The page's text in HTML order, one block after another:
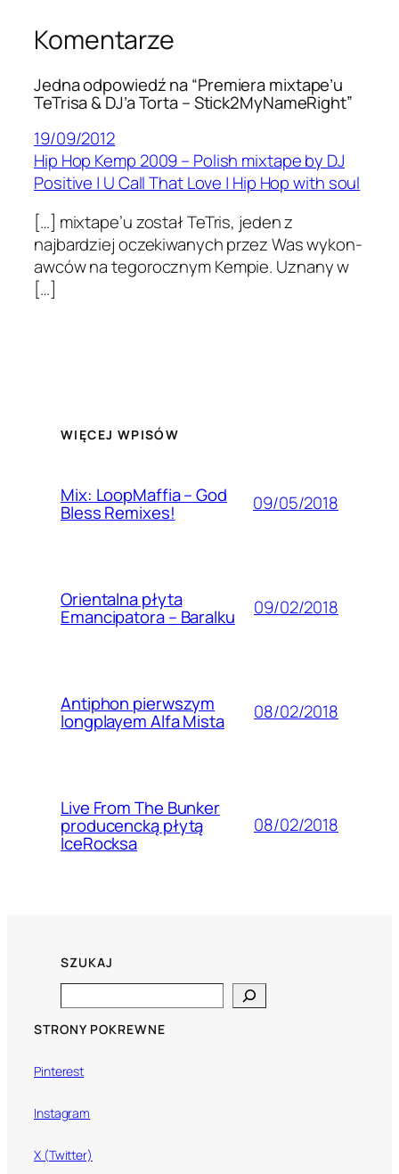
Komentarze
Jedna odpowiedź na “Premiera mixtape’u
TeTrisa & DJ’a Torta – Stick2MyNameRight”
19/09/2012
Hip Hop Kemp 2009 – Polish mixtape by DJ
Positive | U Call That Love | Hip Hop with soul
[…] mixtape’u został TeTris, jeden z
najbardziej oczeki­wanych przez Was wykon­
aw­ców na tegorocznym Kem­pie. Uznany w
[…]
WIĘCEJ WPISÓW
Mix: LoopMaffia – God
Bless Remixes! 09/05/2018
Orientalna płyta
Emancipatora – Baralku 09/02/2018
Antiphon pierwszym
longplayem Alfa Mista 08/02/2018
Live From The Bunker
producencką płytą
IceRocksa
08/02/2018
SZUKAJ
STRONY POKREWNE
Pinterest
Instagram
X (Twitter)